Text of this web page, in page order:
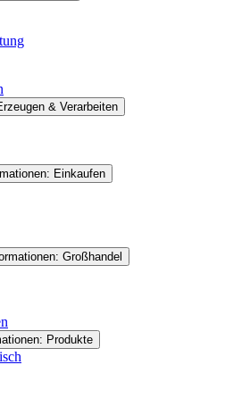
& Verarbeiten
Einkaufen
Großhandel
Produkte